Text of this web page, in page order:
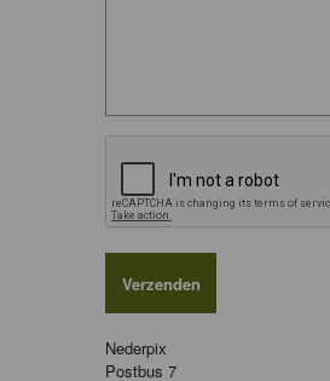
Nederpix
Postbus 7